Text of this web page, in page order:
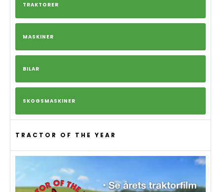
TRAKTORER
MASKINER
BILAR
SKOGSMASKINER
TRACTOR OF THE YEAR